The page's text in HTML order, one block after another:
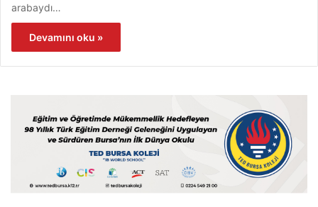
arabaydı…
Devamını oku »